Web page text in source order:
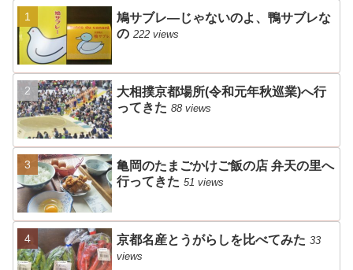
鳩サブレ―じゃないのよ、鴨サブレな
の 222 views
大相撲京都場所(令和元年秋巡業)へ行
ってきた 88 views
亀岡のたまごかけご飯の店 弁天の里へ
行ってきた 51 views
京都名産とうがらしを比べてみた 33
views